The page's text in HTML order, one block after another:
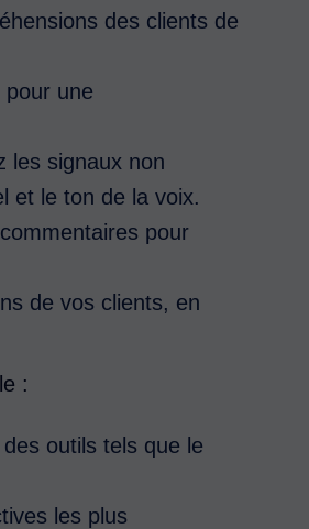
des clients de
une
les signaux non
et le ton de la voix.
pour
de vos clients, en
:
outils tels que le
les plus